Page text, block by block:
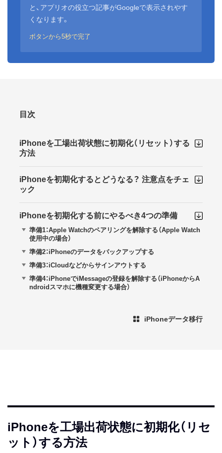
と、アプリオの役立つ記事がGoogleで表示されやす
くなります。
ボタンから5秒で完了
目次
iPhoneを工場出荷状態に初期化（リセット）する
方法
iPhoneを初期化するとどうなる？ 注意点をチェ
ック
iPhoneを初期化する前にやるべき4つの準備
準備1：Apple Watchのペアリングを解除する（Apple Watch
使用中の場合）
準備2：iPhoneのデータをバックアップする
準備3：iCloudなどからサインアウトする
準備4：iPhoneでiMessageの登録を解除する（iPhoneからA
ndroidスマホに機種変更する場合）
iPhoneデータ移行
iPhoneを工場出荷状態に初期化（リセ
ット）する方法